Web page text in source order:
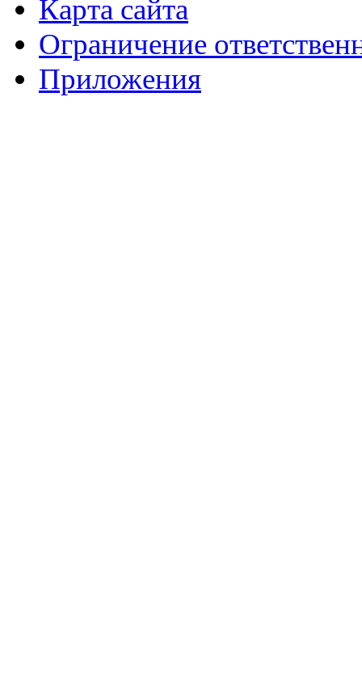
Карта сайта
Ограничение
Приложения